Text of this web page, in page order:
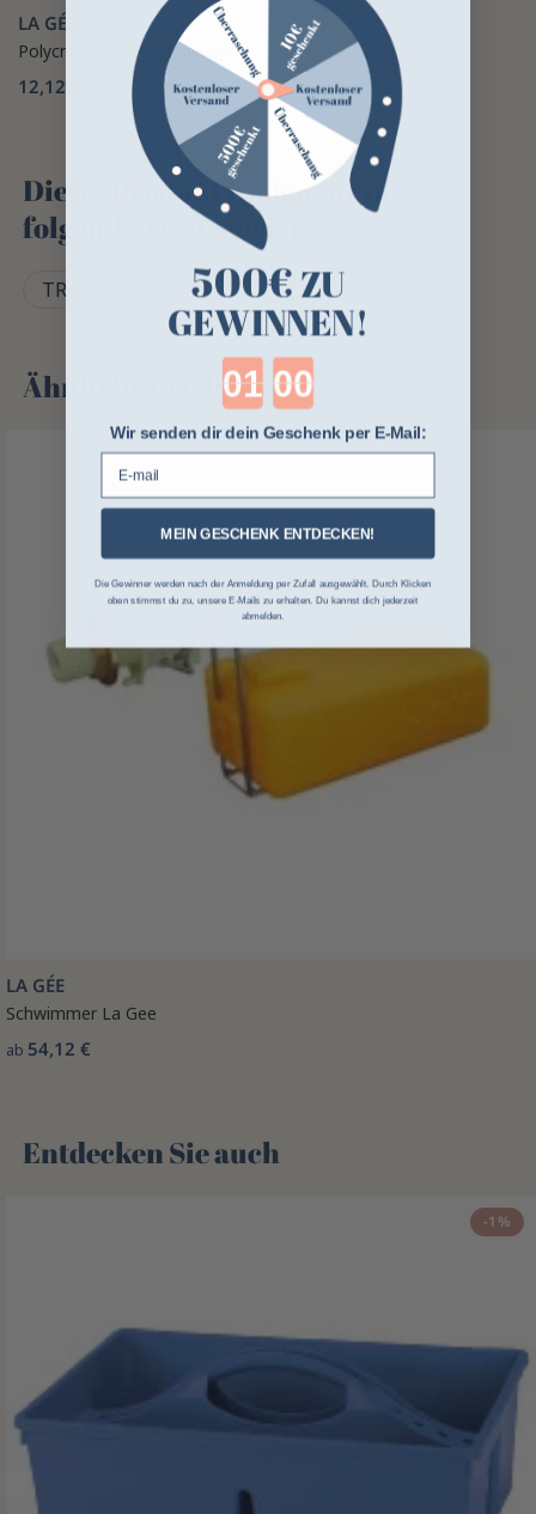
LA GÉE
Polycroix La Gee Verschlüsse
12,12 €
Dieses Produkt finden Sie in
folgenden Kategorien
TRÄNKZUBEHÖR
Ähnliche Produkte
LA GÉE
Schwimmer La Gee
ab 54,12 €
Entdecken Sie auch 🌻
-1%
500€ ZU
GEWINNEN!
Countdown ends in:
Wir senden dir dein Geschenk per E-Mail:
E-mail
MEIN GESCHENK ENTDECKEN!
Die Gewinner werden nach der Anmeldung per Zufall ausgewählt. Durch Klicken
oben stimmst du zu, unsere E-Mails zu erhalten. Du kannst dich jederzeit
abmelden.